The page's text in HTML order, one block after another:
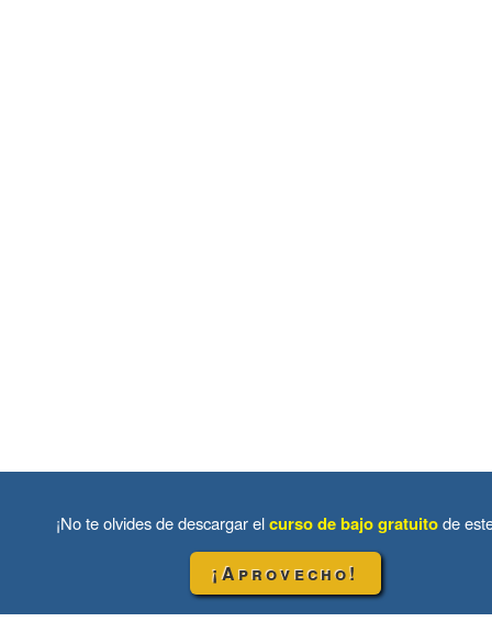
¡No te olvides de descargar elcurso de bajo gratuitode
¡Aprovecho!